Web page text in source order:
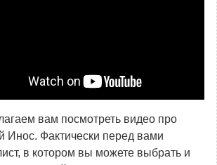
вам посмотреть видео про
Инос. Фактически перед вами
в котором вы можете выбрать и